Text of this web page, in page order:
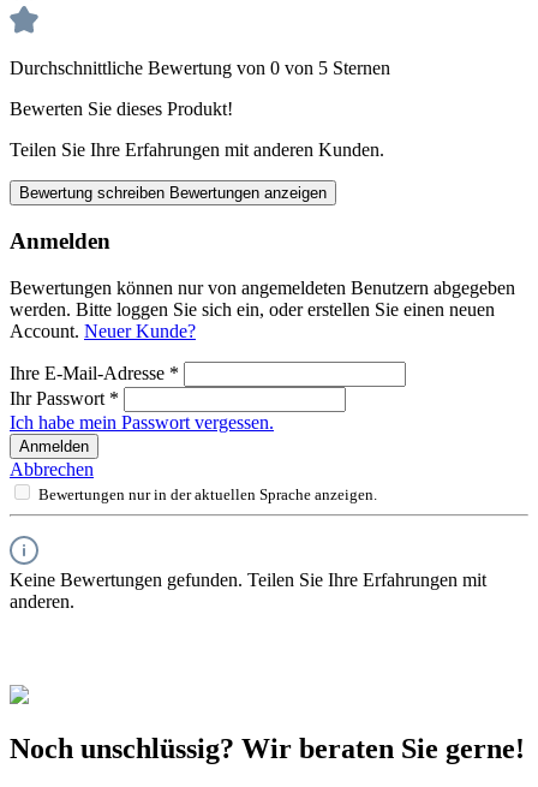
Durchschnittliche Bewertung von 0 von 5 Sternen
Bewerten Sie dieses Produkt!
Teilen Sie Ihre Erfahrungen mit anderen Kunden.
Bewertung schreiben Bewertungen anzeigen
Anmelden
Bewertungen können nur von angemeldeten Benutzern abgegeben
werden. Bitte loggen Sie sich ein, oder erstellen Sie einen neuen
Account. Neuer Kunde?
Ihre E-Mail-Adresse *
Ihr Passwort *
Ich habe mein Passwort vergessen.
Anmelden
Abbrechen
Bewertungen nur in der aktuellen Sprache anzeigen.
Keine Bewertungen gefunden. Teilen Sie Ihre Erfahrungen mit
anderen.
Noch unschlüssig? Wir beraten Sie gerne!